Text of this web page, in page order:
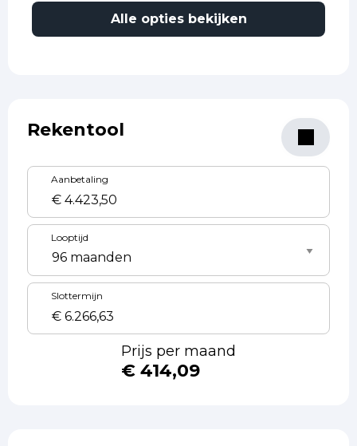
Alle opties bekijken
Rekentool
Aanbetaling
Looptijd
Slottermijn
Prijs per maand
€ 414,09